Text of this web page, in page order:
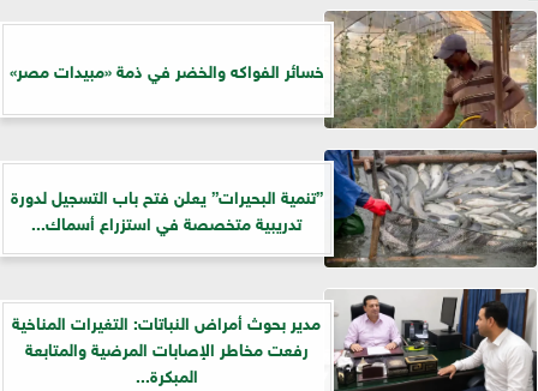
خسائر الفواكه والخضر في ذمة «مبيدات مصر»
”تنمية البحيرات” يعلن فتح باب التسجيل لدورة
تدريبية متخصصة في استزراع أسماك...
مدير بحوث أمراض النباتات: التغيرات المناخية
رفعت مخاطر الإصابات المرضية والمتابعة
المبكرة...